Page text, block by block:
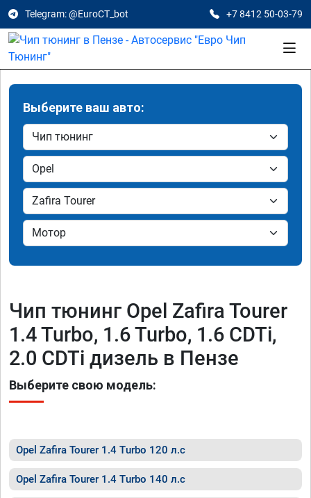
Telegram: @EuroCT_bot +7 8412 50-03-79
Выберите ваш авто:
Чип тюнинг Opel Zafira Tourer
1.4 Turbo, 1.6 Turbo, 1.6 CDTi,
2.0 CDTi дизель в Пензе
Выберите свою модель:
Opel Zafira Tourer 1.4 Turbo 120 л.с
Opel Zafira Tourer 1.4 Turbo 140 л.с